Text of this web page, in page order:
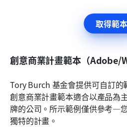
取得範本
創意商業計畫範本（Adobe/
Tory Burch 基金會提供可自訂的
創意商業計畫範本適合以產品為
牌的公司。所示範例僅供參考—
獨特的計畫。